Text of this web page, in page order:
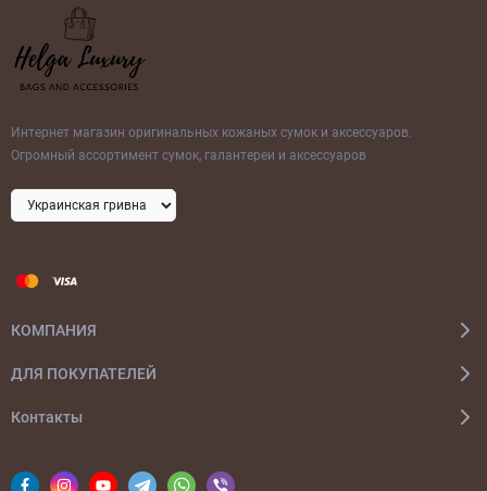
Интернет магазин оригинальных кожаных сумок и аксессуаров.
Огромный ассортимент сумок, галантереи и аксессуаров
КОМПАНИЯ
ДЛЯ ПОКУПАТЕЛЕЙ
Контакты